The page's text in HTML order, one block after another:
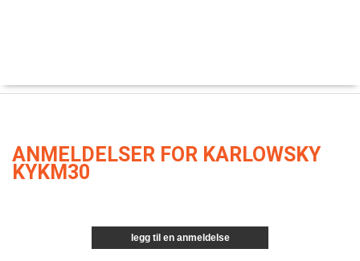
ANMELDELSER FOR KARLOWSKY
KYKM30
legg til en anmeldelse